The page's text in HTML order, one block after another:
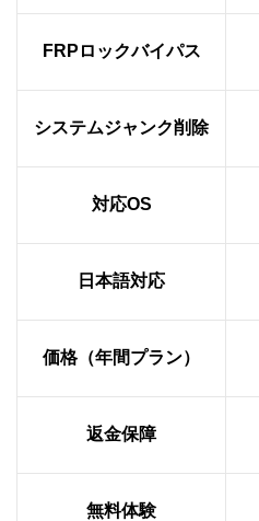
FRPロックバイパス
システムジャンク削除
対応OS
日本語対応
価格（年間プラン）
返金保障
無料体験